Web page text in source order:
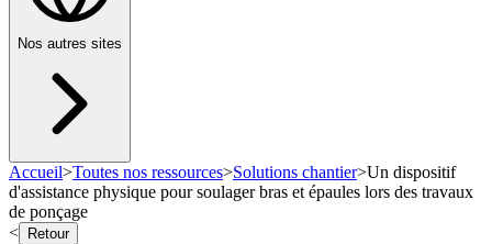
Nos autres sites
Accueil>Toutes nos ressources>Solutions chantier>Un dispositif
d'assistance physique pour soulager bras et épaules lors des travaux
de ponçage
<
Retour